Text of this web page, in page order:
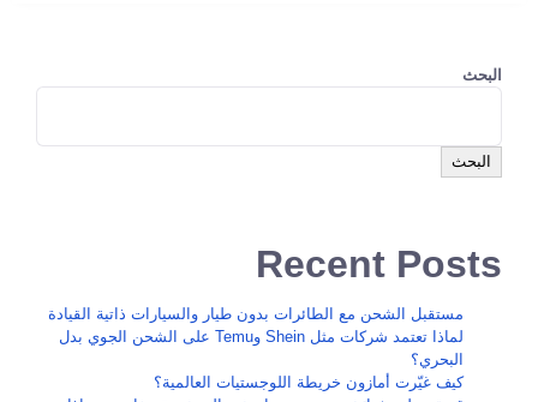
البحث
البحث
Recent Posts
مستقبل الشحن مع الطائرات بدون طيار والسيارات ذاتية القيادة
لماذا تعتمد شركات مثل Shein وTemu على الشحن الجوي بدل
البحري؟
كيف غيّرت أمازون خريطة اللوجستيات العالمية؟